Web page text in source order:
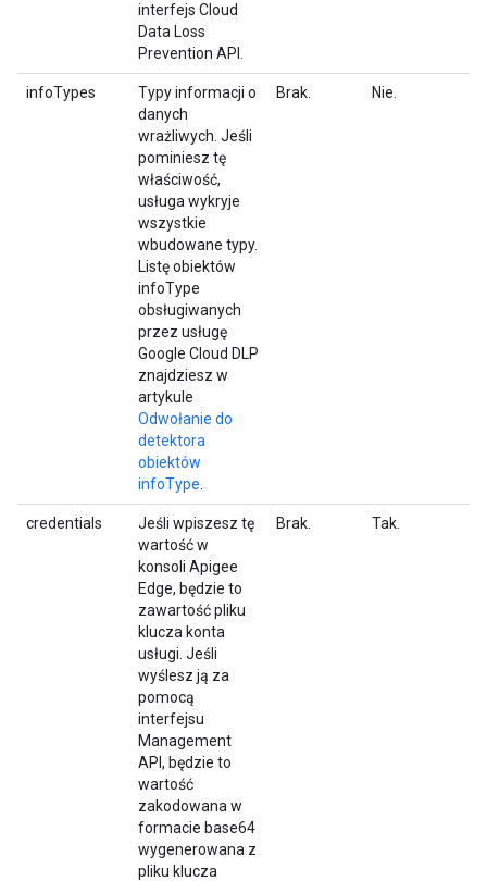
interfejs Cloud
Data Loss
Prevention API.
infoTypes
Typy informacji o
danych
wrażliwych. Jeśli
pominiesz tę
właściwość,
usługa wykryje
wszystkie
wbudowane typy.
Listę obiektów
infoType
obsługiwanych
przez usługę
Google Cloud DLP
znajdziesz w
artykule
Odwołanie do
detektora
obiektów
infoType
Brak. Nie.
credentials
Jeśli wpiszesz tę
wartość w
konsoli Apigee
Edge, będzie to
zawartość pliku
klucza konta
usługi. Jeśli
wyślesz ją za
pomocą
interfejsu
Management
API, będzie to
wartość
zakodowana w
formacie base64
wygenerowana z
pliku klucza
Brak. Tak.